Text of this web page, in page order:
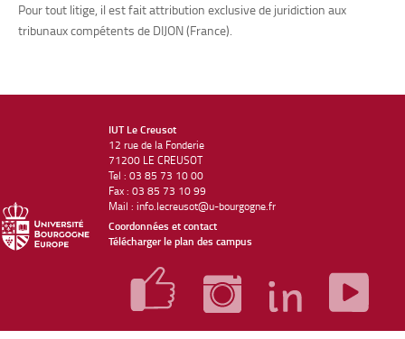
Pour tout litige, il est fait attribution exclusive de juridiction aux
tribunaux compétents de DIJON (France).
IUT Le Creusot
12 rue de la Fonderie
71200 LE CREUSOT
Tel : 03 85 73 10 00
Fax : 03 85 73 10 99
Mail : info.lecreusot@u-bourgogne.fr
Coordonnées et contact
Télécharger le plan des campus